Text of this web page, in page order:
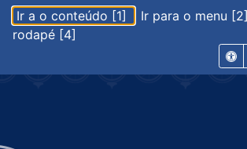
Ir a o conteúdo [1] Ir para o menu [2]
rodapé [4]